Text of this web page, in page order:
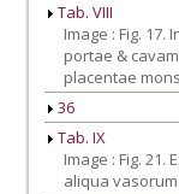
Tab. VIII
Image : Fig.
portae &
placentae
36
Tab. IX
Image : Fig.
aliqua